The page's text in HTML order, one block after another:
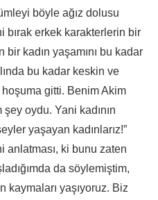
böyle ağız dolusu
bırak erkek karakterlerin bir
bir kadın yaşamını bu kadar
bu kadar keskin ve
hoşuma gitti. Benim Akim
oydu. Yani kadının
yaşayan kadınlarız!”
anlatması, ki bunu zaten
da söylemiştim,
kaymaları yaşıyoruz. Biz